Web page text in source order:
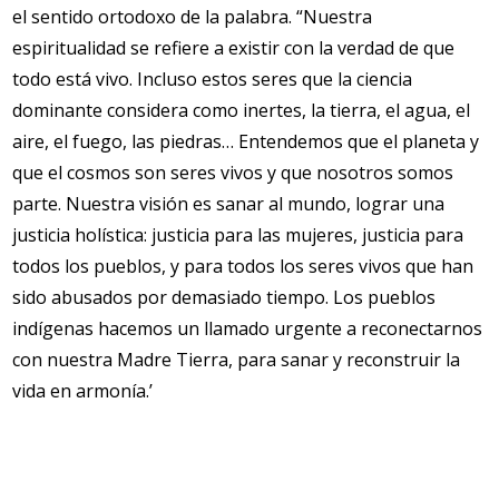
el sentido ortodoxo de la palabra. “Nuestra
espiritualidad se refiere a existir con la verdad de que
todo está vivo. Incluso estos seres que la ciencia
dominante considera como inertes, la tierra, el agua, el
aire, el fuego, las piedras… Entendemos que el planeta y
que el cosmos son seres vivos y que nosotros somos
parte. Nuestra visión es sanar al mundo, lograr una
justicia holística: justicia para las mujeres, justicia para
todos los pueblos, y para todos los seres vivos que han
sido abusados por demasiado tiempo. Los pueblos
indígenas hacemos un llamado urgente a reconectarnos
con nuestra Madre Tierra, para sanar y reconstruir la
vida en armonía.’